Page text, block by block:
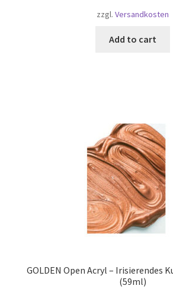
zzgl. Versandkosten
Add to cart
GOLDEN Open Acryl – Irisierendes
(59ml)